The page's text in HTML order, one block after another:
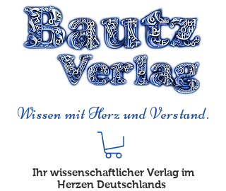
Wissen mit Herz und Verstand.
Ihr wissenschaftlicher Verlag im
Herzen Deutschlands